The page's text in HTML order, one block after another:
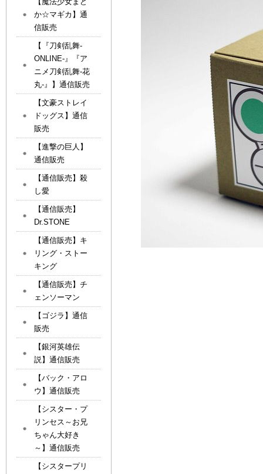
か☆マギカ】通
信販売
【『刀剣乱舞-
ONLINE-』『ア
ニメ刀剣乱舞-花
丸-』】通信販売
【文豪ストレイ
ドッグス】通信
販売
【進撃の巨人】
通信販売
【通信販売】殺
し愛
【通信販売】
Dr.STONE
【通信販売】キ
リング・ストー
キング
【通信販売】チ
ェンソーマン
【ゴジラ】通信
販売
【銀河英雄伝
説】通信販売
【バック・アロ
ウ】通信販売
【シスター・プ
リンセス～お兄
ちゃん大好き
～】通信販売
【シスタープリ